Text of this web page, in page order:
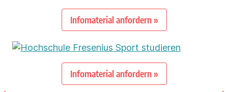
Infomaterial anfordern »
Infomaterial anfordern »